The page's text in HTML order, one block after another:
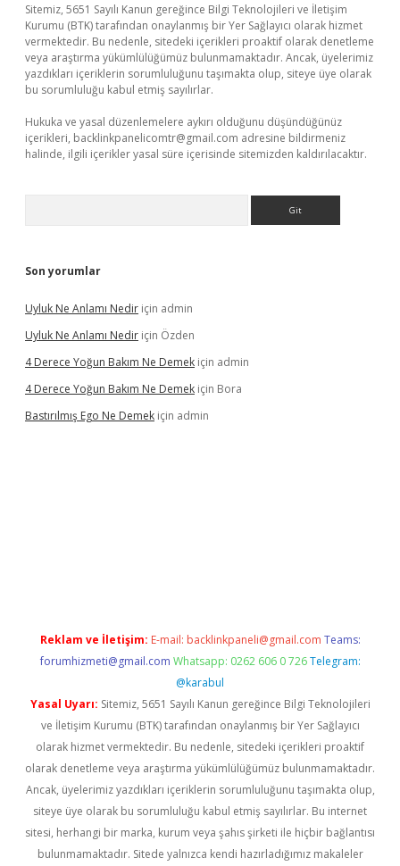
Sitemiz, 5651 Sayılı Kanun gereğince Bilgi Teknolojileri ve İletişim
Kurumu (BTK) tarafından onaylanmış bir Yer Sağlayıcı olarak hizmet
vermektedir. Bu nedenle, sitedeki içerikleri proaktif olarak denetleme
veya araştırma yükümlülüğümüz bulunmamaktadır. Ancak, üyelerimiz
yazdıkları içeriklerin sorumluluğunu taşımakta olup, siteye üye olarak
bu sorumluluğu kabul etmiş sayılırlar.
Hukuka ve yasal düzenlemelere aykırı olduğunu düşündüğünüz
içerikleri, backlinkpanelicomtr@gmail.com adresine bildirmeniz
halinde, ilgili içerikler yasal süre içerisinde sitemizden kaldırılacaktır.
Son yorumlar
Uyluk Ne Anlamı Nedir için admin
Uyluk Ne Anlamı Nedir için Özden
4 Derece Yoğun Bakım Ne Demek için admin
4 Derece Yoğun Bakım Ne Demek için Bora
Bastırılmış Ego Ne Demek için admin
Reklam ve İletişim: E-mail: backlinkpaneli@gmail.com Teams:
forumhizmeti@gmail.com Whatsapp: 0262 606 0 726 Telegram:
@karabul
Yasal Uyarı: Sitemiz, 5651 Sayılı Kanun gereğince Bilgi Teknolojileri
ve İletişim Kurumu (BTK) tarafından onaylanmış bir Yer Sağlayıcı
olarak hizmet vermektedir. Bu nedenle, sitedeki içerikleri proaktif
olarak denetleme veya araştırma yükümlülüğümüz bulunmamaktadır.
Ancak, üyelerimiz yazdıkları içeriklerin sorumluluğunu taşımakta olup,
siteye üye olarak bu sorumluluğu kabul etmiş sayılırlar. Bu internet
sitesi, herhangi bir marka, kurum veya şahıs şirketi ile hiçbir bağlantısı
bulunmamaktadır. Sitede yalnızca kendi hazırladığımız makaleler